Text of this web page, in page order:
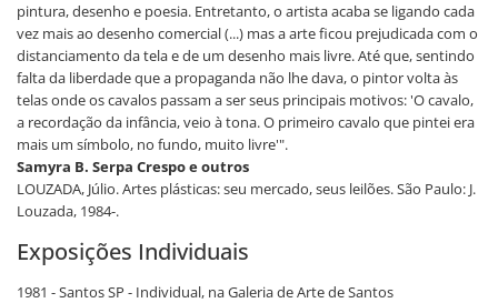
pintura, desenho e poesia. Entretanto, o artista acaba se ligando cada
vez mais ao desenho comercial (...) mas a arte ficou prejudicada com o
distanciamento da tela e de um desenho mais livre. Até que, sentindo
falta da liberdade que a propaganda não lhe dava, o pintor volta às
telas onde os cavalos passam a ser seus principais motivos: 'O cavalo,
a recordação da infância, veio à tona. O primeiro cavalo que pintei era
mais um símbolo, no fundo, muito livre'".
Samyra B. Serpa Crespo e outros
LOUZADA, Júlio. Artes plásticas: seu mercado, seus leilões. São Paulo: J.
Louzada, 1984-.
Exposições Individuais
1981 - Santos SP - Individual, na Galeria de Arte de Santos